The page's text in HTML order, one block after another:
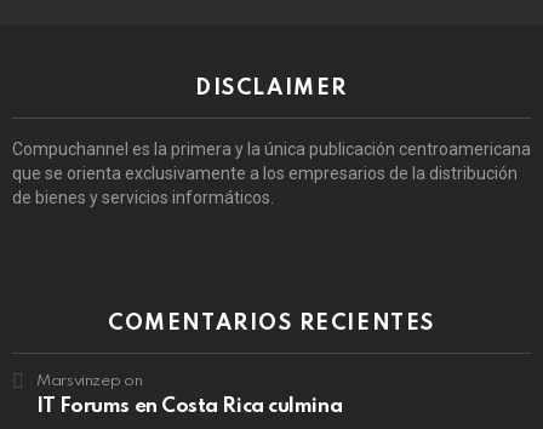
DISCLAIMER
Compuchannel es la primera y la única publicación centroamericana
que se orienta exclusivamente a los empresarios de la distribución
de bienes y servicios informáticos.
COMENTARIOS RECIENTES
Marsvinzep on
IT Forums en Costa Rica culmina